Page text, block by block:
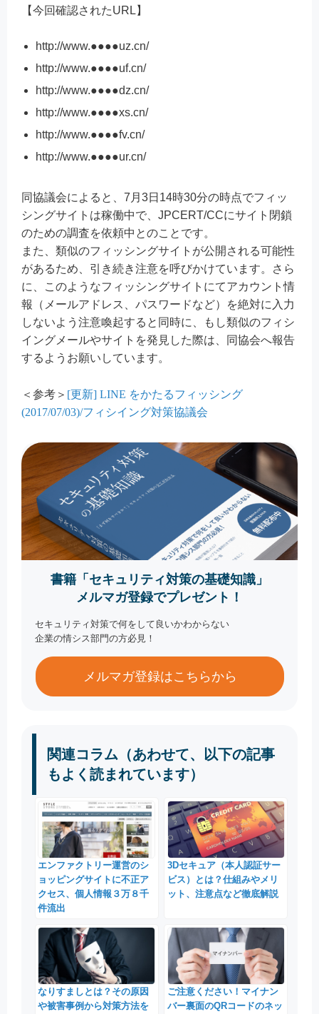
【今回確認されたURL】
http://www.●●●●uz.cn/
http://www.●●●●uf.cn/
http://www.●●●●dz.cn/
http://www.●●●●xs.cn/
http://www.●●●●fv.cn/
http://www.●●●●ur.cn/
同協議会によると、7月3日14時30分の時点でフィッ
シングサイトは稼働中で、JPCERT/CCにサイト閉鎖
のための調査を依頼中とのことです。
また、類似のフィッシングサイトが公開される可能性
があるため、引き続き注意を呼びかけています。さら
に、このようなフィッシングサイトにてアカウント情
報（メールアドレス、パスワードなど）を絶対に入力
しないよう注意喚起すると同時に、もし類似のフィシ
イングメールやサイトを発見した際は、同協会へ報告
するようお願いしています。
＜参考＞ [更新] LINE をかたるフィッシング
(2017/07/03)/フィシイング対策協議会
書籍「セキュリティ対策の基礎知識」
メルマガ登録でプレゼント！
セキュリティ対策で何をして良いかわからない
企業の情シス部門の方必見！
メルマガ登録はこちらから
関連コラム（あわせて、以下の記事
もよく読まれています）
エンファクトリー運営のシ
ョッピングサイトに不正ア
クセス、個人情報３万８千
件流出
3Dセキュア（本人認証サー
ビス）とは？仕組みやメリ
ット、注意点など徹底解説
なりすましとは？その原因
や被害事例から対策方法を
ご注意ください！マイナン
バー裏面のQRコードのネッ